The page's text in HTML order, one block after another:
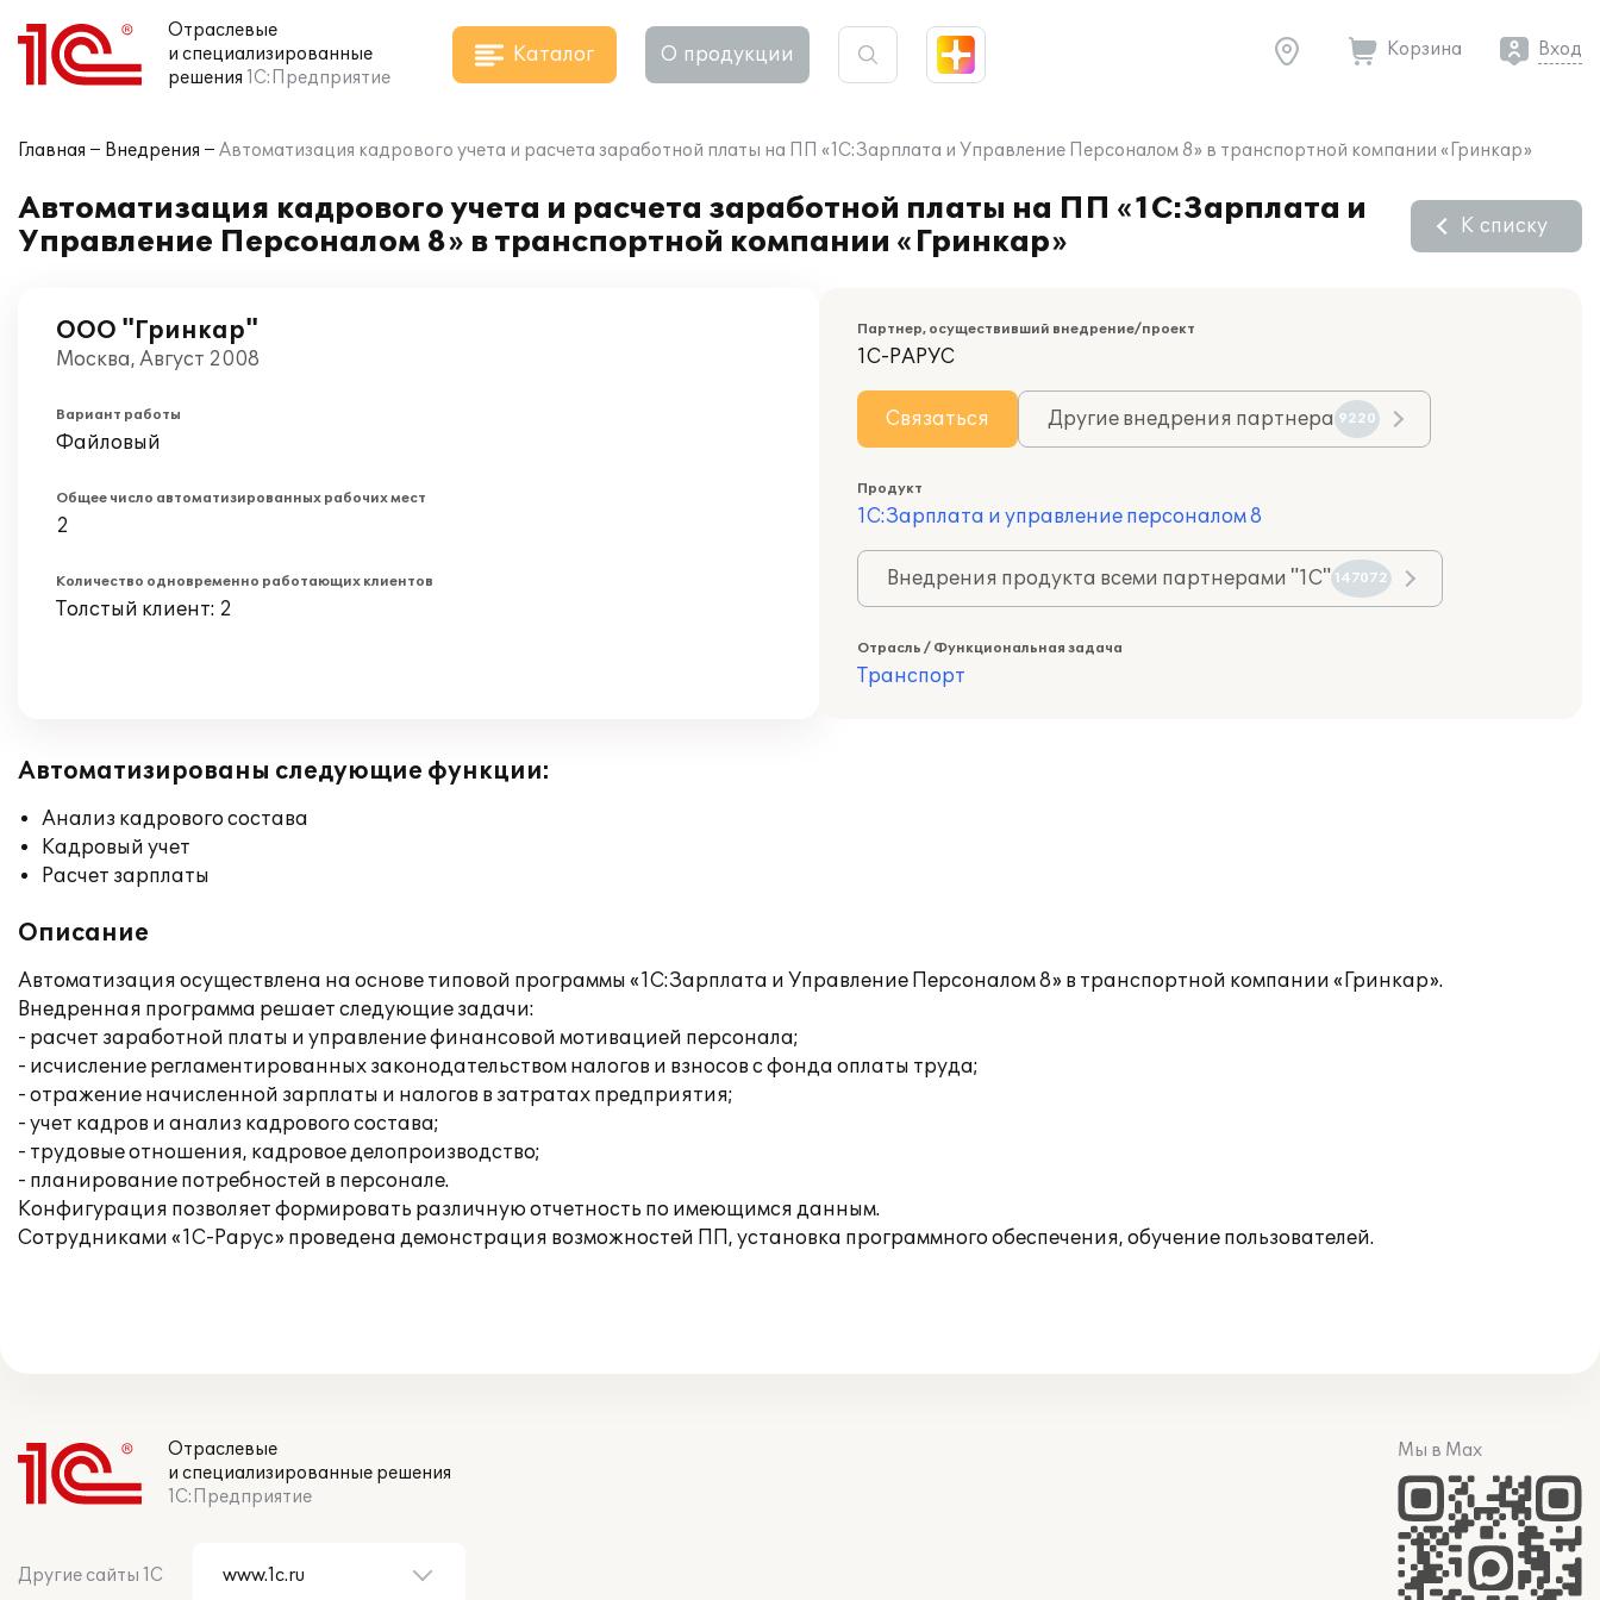
Отраслевые
и специализированные
решения 1С:Предприятие
Каталог О продукции Корзина Вход
Главная Внедрения Автоматизация кадрового учета и расчета заработной платы на ПП «1С:Зарплата и Управление Персоналом 8» в транспортной компании «Гринкар»
Автоматизация кадрового учета и расчета заработной платы на ПП «1С:Зарплата и
Управление Персоналом 8» в транспортной компании «Гринкар»
К списку
ООО "Гринкар"
Москва, Август 2008
Вариант работы
Файловый
Общее число автоматизированных рабочих мест
2
Количество одновременно работающих клиентов
Толстый клиент: 2
Партнер, осуществивший внедрение/проект
1С-РАРУС
Связаться Другие внедрения партнера 9220
Продукт
1С:Зарплата и управление персоналом 8
Внедрения продукта всеми партнерами "1С" 147072
Отрасль / Функциональная задача
Транспорт
Автоматизированы следующие функции:
Анализ кадрового состава
Кадровый учет
Расчет зарплаты
Описание
Автоматизация осуществлена на основе типовой программы «1С:Зарплата и Управление Персоналом 8» в транспортной компании «Гринкар».
Внедренная программа решает следующие задачи:
- расчет заработной платы и управление финансовой мотивацией персонала;
- исчисление регламентированных законодательством налогов и взносов с фонда оплаты труда;
- отражение начисленной зарплаты и налогов в затратах предприятия;
- учет кадров и анализ кадрового состава;
- трудовые отношения, кадровое делопроизводство;
- планирование потребностей в персонале.
Конфигурация позволяет формировать различную отчетность по имеющимся данным.
Сотрудниками «1С-Рарус» проведена демонстрация возможностей ПП, установка программного обеспечения, обучение пользователей.
Отраслевые
и специализированные решения
1С:Предприятие
Другие сайты 1С
Мы в Max